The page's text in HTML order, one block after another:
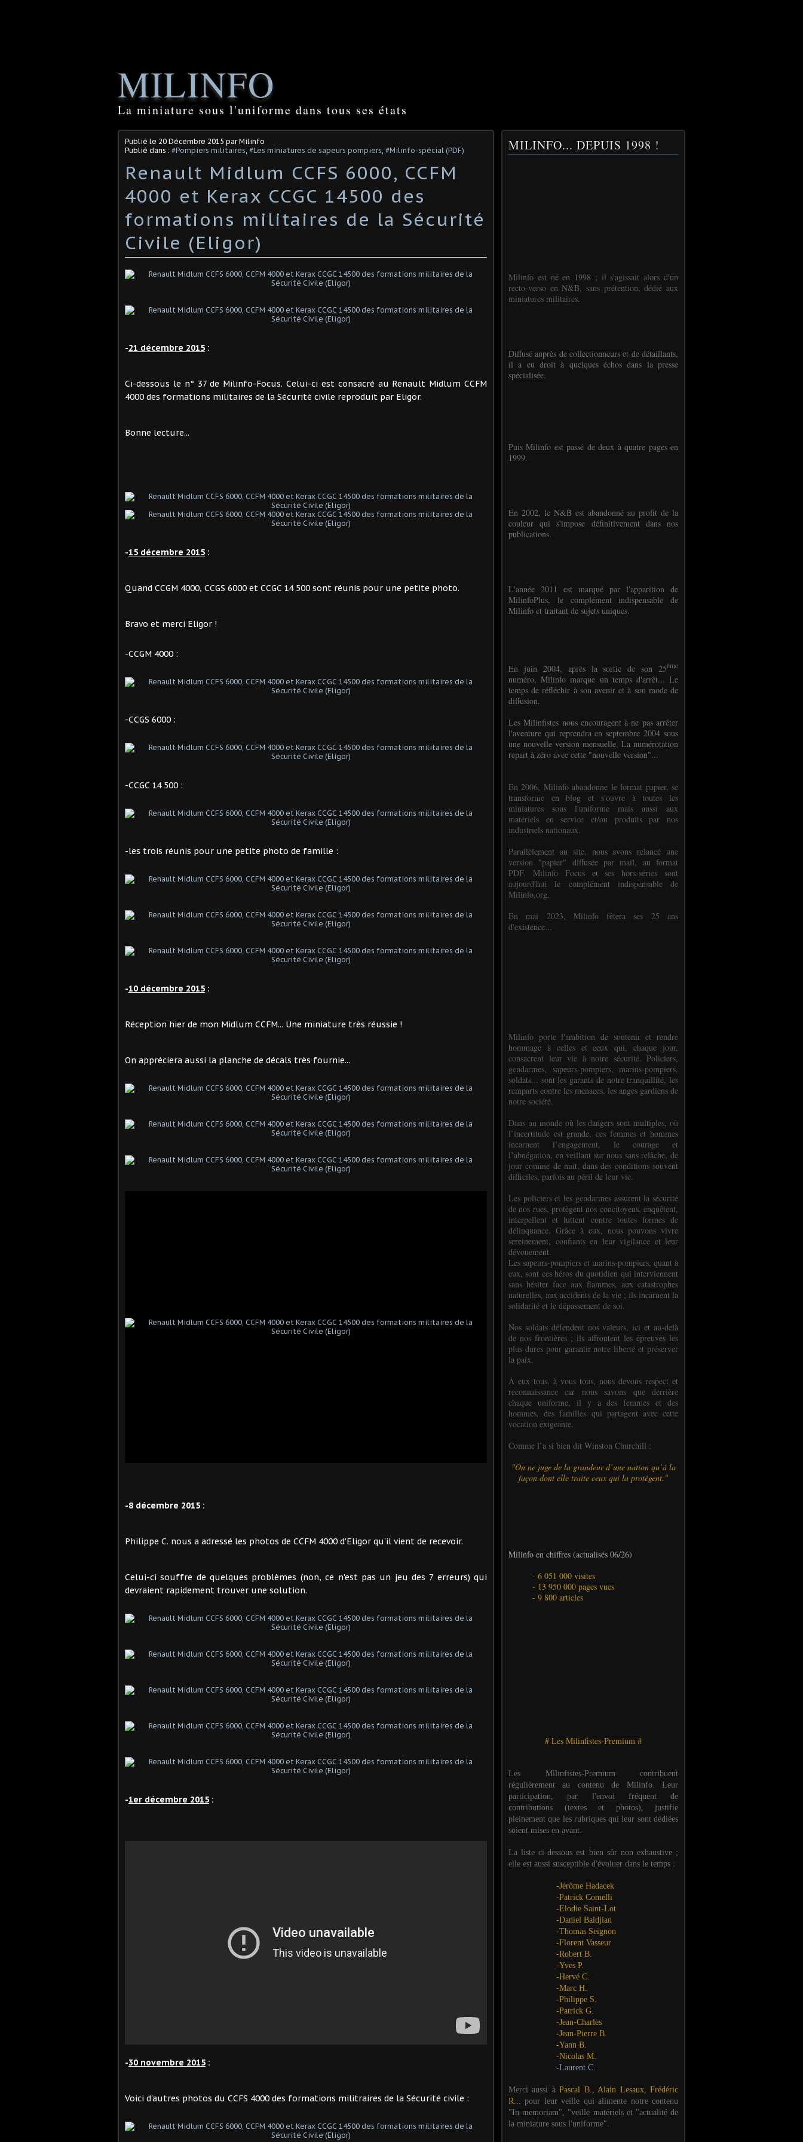
MILINFO
La miniature sous l'uniforme dans tous ses états
Publié le 20 Décembre 2015 par Milinfo
Publié dans : #Pompiers militaires, #Les miniatures de sapeurs pompiers, #Milinfo-spécial (PDF)
Renault Midlum CCFS 6000, CCFM
4000 et Kerax CCGC 14500 des
formations militaires de la Sécurité
Civile (Eligor)
-21 décembre 2015 :
Ci-dessous le n° 37 de Milinfo-Focus. Celui-ci est consacré au Renault Midlum CCFM
4000 des formations militaires de la Sécurité civile reproduit par Eligor.
Bonne lecture...
-15 décembre 2015 :
Quand CCGM 4000, CCGS 6000 et CCGC 14 500 sont réunis pour une petite photo.
Bravo et merci Eligor !
-CCGM 4000 :
-CCGS 6000 :
-CCGC 14 500 :
-les trois réunis pour une petite photo de famille :
-10 décembre 2015 :
Réception hier de mon Midlum CCFM... Une miniature très réussie !
On appréciera aussi la planche de décals très fournie...
-8 décembre 2015 :
Philippe C. nous a adressé les photos de CCFM 4000 d'Eligor qu'il vient de recevoir.
Celui-ci souffre de quelques problèmes (non, ce n'est pas un jeu des 7 erreurs) qui
devraient rapidement trouver une solution.
-1er décembre 2015 :
-30 novembre 2015 :
Voici d'autres photos du CCFS 4000 des formations militraires de la Sécurité civile :
MILINFO... DEPUIS 1998 !
Milinfo est né en 1998 ; il s'agissait alors d'un
recto-verso en N&B, sans prétention, dédié aux
miniatures militaires.
Diffusé auprès de collectionneurs et de détaillants,
il a eu droit à quelques échos dans la presse
spécialisée.
Puis Milinfo est passé de deux à quatre pages en
1999.
En 2002, le N&B est abandonné au profit de la
couleur qui s'impose définitivement dans nos
publications.
L'année 2011 est marqué par l'apparition de
MilinfoPlus, le complément indispensable de
Milinfo et traitant de sujets uniques.
En juin 2004, après la sortie de son 25ème
numéro, Milinfo marque un temps d'arrêt... Le
temps de réfléchir à son avenir et à son mode de
diffusion.
Les Milinfistes nous encouragent à ne pas arrêter
l'aventure qui reprendra en septembre 2004 sous
une nouvelle version mensuelle. La numérotation
repart à zéro avec cette "nouvelle version"...
En 2006, Milinfo abandonne le format papier, se
transforme en blog et s'ouvre à toutes les
miniatures sous l'uniforme mais aussi aux
matériels en service et/ou produits par nos
industriels nationaux.
Parallèlement au site, nous avons relancé une
version "papier" diffusée par mail, au format
PDF. Milinfo Focus et ses hors-séries sont
aujourd'hui le complément indispensable de
Milinfo.org.
En mai 2023, Milinfo fêtera ses 25 ans
d'existence...
Milinfo porte l'ambition de soutenir et rendre
hommage à celles et ceux qui, chaque jour,
consacrent leur vie à notre sécurité. Policiers,
gendarmes, sapeurs-pompiers, marins-pompiers,
soldats... sont les garants de notre tranquillité, les
remparts contre les menaces, les anges gardiens de
notre société.
Dans un monde où les dangers sont multiples, où
l’incertitude est grande, ces femmes et hommes
incarnent l’engagement, le courage et
l’abnégation, en veillant sur nous sans relâche, de
jour comme de nuit, dans des conditions souvent
difficiles, parfois au péril de leur vie.
Les policiers et les gendarmes assurent la sécurité
de nos rues, protègent nos concitoyens, enquêtent,
interpellent et luttent contre toutes formes de
délinquance. Grâce à eux, nous pouvons vivre
sereinement, confiants en leur vigilance et leur
dévouement.
Les sapeurs-pompiers et marins-pompiers, quant à
eux, sont ces héros du quotidien qui interviennent
sans hésiter face aux flammes, aux catastrophes
naturelles, aux accidents de la vie ; ils incarnent la
solidarité et le dépassement de soi.
Nos soldats défendent nos valeurs, ici et au-delà
de nos frontières ; ils affrontent les épreuves les
plus dures pour garantir notre liberté et préserver
la paix.
À eux tous, à vous tous, nous devons respect et
reconnaissance car nous savons que derrière
chaque uniforme, il y a des femmes et des
hommes, des familles qui partagent avec cette
vocation exigeante.
Comme l’a si bien dit Winston Churchill :
"On ne juge de la grandeur d’une nation qu’à la
façon dont elle traite ceux qui la protègent."
Milinfo en chiffres (actualisés 06/26)
- 6 051 000 visites
- 13 950 000 pages vues
- 9 800 articles
# Les Milinfistes-Premium #
Les Milinfistes-Premium contribuent
régulièrement au contenu de Milinfo. Leur
participation, par l'envoi fréquent de
contributions (textes et photos), justifie
pleinement que les rubriques qui leur sont dédiées
soient mises en avant.
La liste ci-dessous est bien sûr non exhaustive ;
elle est aussi susceptible d'évoluer dans le temps :
-Jérôme Hadacek
-Patrick Comelli
-Elodie Saint-Lot
-Daniel Baldjian
-Thomas Seignon
-Florent Vasseur
-Robert B.
-Yves P.
-Hervé C.
-Marc H.
-Philippe S.
-Patrick G.
-Jean-Charles
-Jean-Pierre B.
-Yann B.
-Nicolas M.
-Laurent C.
Merci aussi àPascal B., Alain Lesaux, Frédéric
R...pour leur veille qui alimente notre contenu
"In memoriam", "veille matériels et "actualité de
la miniature sous l'uniforme".